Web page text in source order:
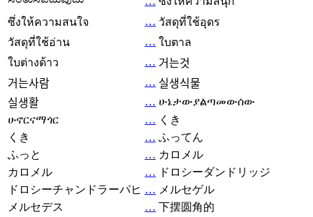
ซึ่งให้ความสนใจ
… วัสดุที่ใช้อุดร
วัสดุที่ใช้อ่าน
… ใบตาล
ใบต่างด้าว
… 거는것
거는사람
… 실생식물
실생활
… ሁኔታውያልጣመውሰው
ሁኖርናማጎር
… くき
くき
… ふってん
ふっと
… カロメル
カロメル
… ドロシーダンドリッジ
ドロシーチャンドラーパヒ … メルセゲル
メルセデス
… 下摆圆角的